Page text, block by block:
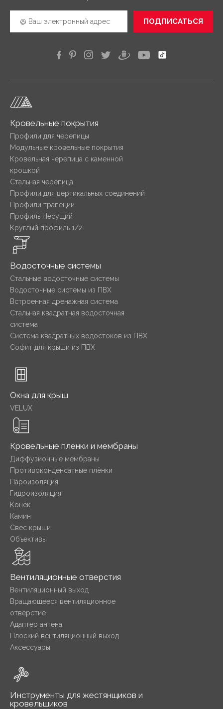
ПОДПИСАТЬСЯ
Кровельные покрытия
Профили для черепицы
Модульные кровельные покрытия
Кровельная черепица с каменной
крошкой
Стальная черепица
Профили для вертикальных соединений
Профили трапеции
Профиль Несущий
Круглый профиль 1/2
Водосточные системы
Стальные водосточные системы
Водосточные системы из ПВХ
Встроенная дренажная система
Стальная квадратная водосточная
система
Система квадратных водостоков из ПВХ
Софит для крыши из ПВХ
Окна для крыш
VELUX
Кровельные пленки и мембраны
Диффузионные мембраны
Противоконденсатные плёнки
Пароизоляция
Гидроизоляция
Конёк
Камин
Свес крыши
Объективы
Вентиляционные отверстия
Вентиляционный выход
Вращающееся вентиляционное
отверстие
Адаптер антена
Плоский вентиляционный выход
Аксессуары
Инструменты для жестянщиков и
кровельщиков